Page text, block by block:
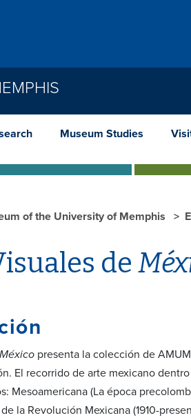
Museum Studies
of the University of Memphis
de
presenta la colección de
El recorrido de arte mexicano
Mesoamericana (La época
la Revolución Mexicana (1910-